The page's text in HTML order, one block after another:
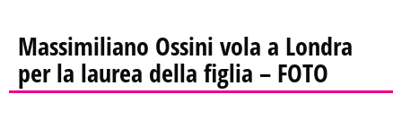
Massimiliano Ossini vola a Londra
per la laurea della figlia – FOTO